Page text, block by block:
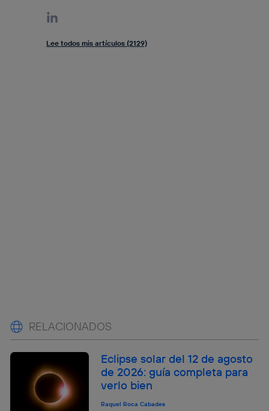
Lee todos mis artículos (2129)
RELACIONADOS
Eclipse solar del 12 de agosto
de 2026: guía completa para
verlo bien
Raquel Roca Cabades